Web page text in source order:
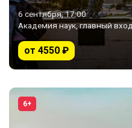
6 сентября, 17:00
Академия наук, главный
от 4550 ₽
6+